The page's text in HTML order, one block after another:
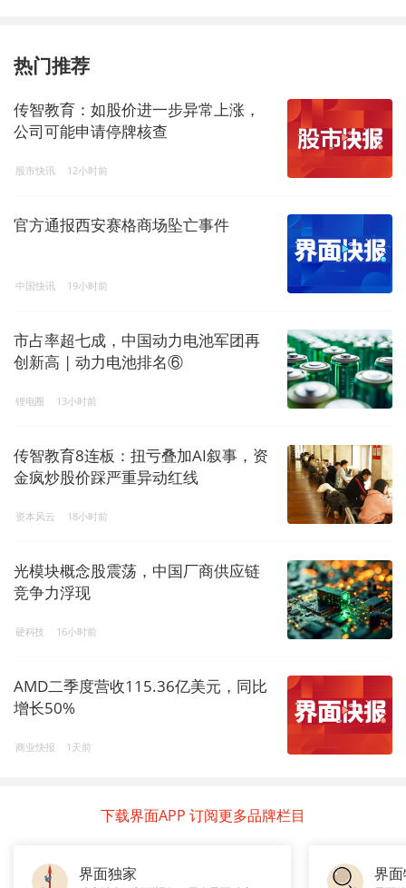
热门推荐
传智教育：如股价进一步异常上涨，
公司可能申请停牌核查
股市快讯 12小时前
官方通报西安赛格商场坠亡事件
中国快讯 19小时前
市占率超七成，中国动力电池军团再
创新高 | 动力电池排名⑥
锂电圈 13小时前
传智教育8连板：扭亏叠加AI叙事，资
金疯炒股价踩严重异动红线
资本风云 18小时前
光模块概念股震荡，中国厂商供应链
竞争力浮现
硬科技 16小时前
AMD二季度营收115.36亿美元，同比
增长50%
商业快报 1天前
下载界面APP 订阅更多品牌栏目
界面独家 界